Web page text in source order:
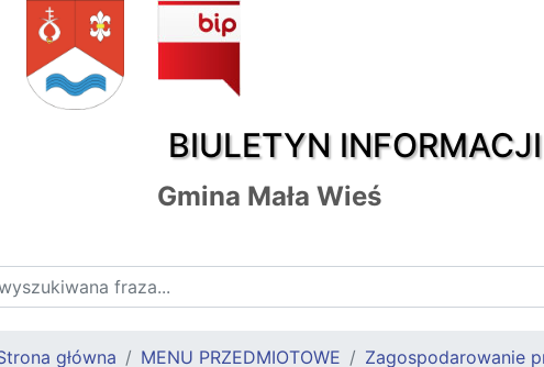
BIULETYN
Gmina Mała Wieś
główna MENU PRZEDMIOTOWE Zagospodarowanie